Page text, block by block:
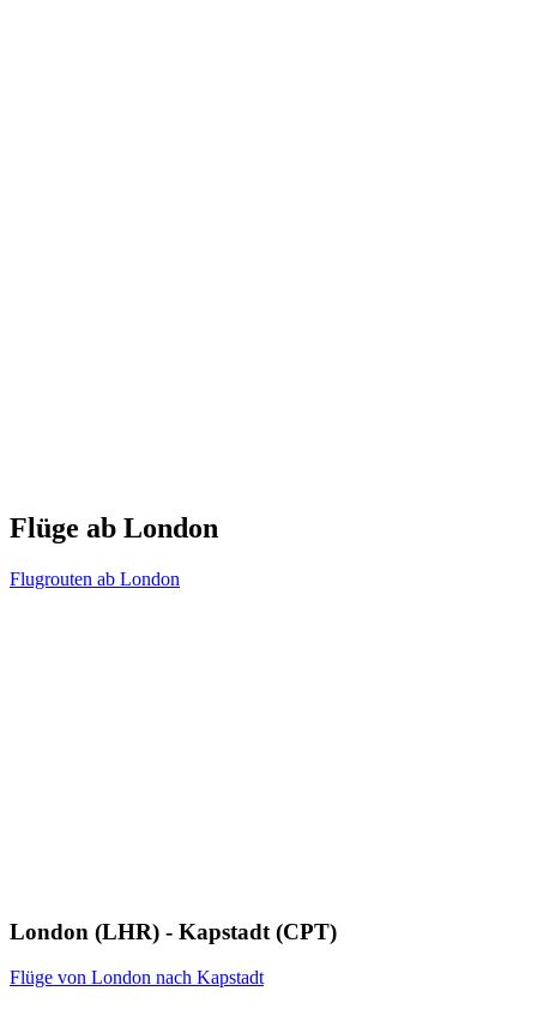
Flüge ab London
Flugrouten ab London
London (LHR) - Kapstadt (CPT)
Flüge von London nach Kapstadt